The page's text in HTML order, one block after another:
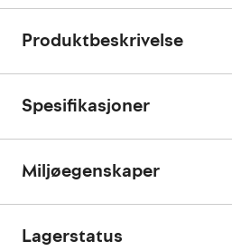
Produktbeskrivelse
Spesifikasjoner
Miljøegenskaper
Lagerstatus